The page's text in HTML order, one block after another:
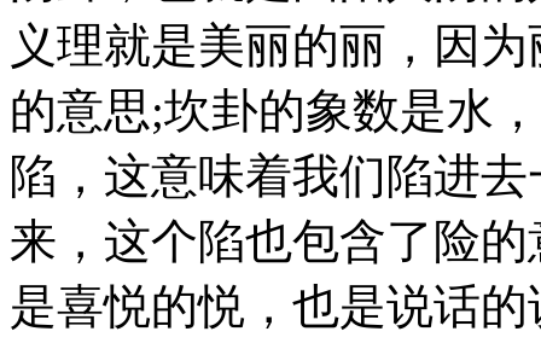
义理就是美丽的丽，因
的意思;坎卦的象数是水
陷，这意味着我们陷进
来，这个陷也包含了险
是喜悦的悦，也是说话